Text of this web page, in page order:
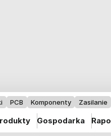
PCB Komponenty Zasilanie
Gospodarka